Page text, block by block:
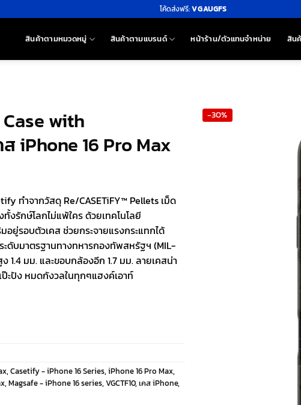
โค้ดส่งฟรี:VGAUGFS
สินค้าตามหมวดหมู่ สินค้าตามแบรนด์ หน้าร้าน/ตัวแทนจำหน่าย สิน
with
iPhone 16 Pro Max
ทำจากวัสดุ Re/CASETiFY™ Pellets เม็ด
รักษ์โลกไม่แพ้ใคร ด้วยเทคโนโลยี
อยู่รอบตัวเคส ช่วยกระจายแรงกระแทกได้
ดับมาตรฐานทางทหารกองทัพสหรัฐฯ (MIL-
1.4 มม. และขอบกล้องอีก 1.7 มม. ลายเคสน่า
ะปัง หมดกังวลในทุกๆแฮงค์เอาท์
, Casetify - iPhone 16 Series, iPhone 16 Pro Max,
, Magsafe - iPhone 16 series, VGCTF10, เคส iPhone,
-30%